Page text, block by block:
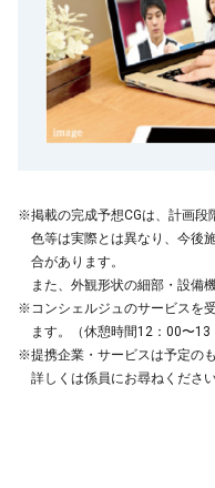
※掲載の完成予想CGは、計画段
色等は実際とは異なり、今後
合があります。
また、外観形状の細部・設備
※コンシェルジュのサービスを
ます。（休憩時間12：00〜13
※提携企業・サービスは予定の
詳しくは係員にお尋ねください